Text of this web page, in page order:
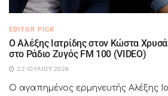
EDITOR PICK
Ο Αλέξης Ιατρίδης στον Κώστα
στο Ράδιο Ζυγός FM 100 (VIDEO)
22 ΙΟΥΛΊΟΥ 2026
Ο αγαπημένος ερμηνευτής Αλέξης